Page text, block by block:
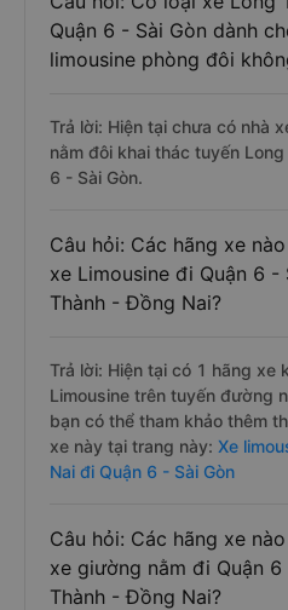
Quận 6 - Sài Gòn dành
limousine phòng đôi
Trả lời: Hiện tại chưa có nhà
nằm đôi khai thác tuyến
6 - Sài Gòn.
Câu hỏi: Các hãng xe
xe Limousine đi Quận 6 -
Thành - Đồng Nai?
Trả lời: Hiện tại có 1 hãng xe
Limousine trên tuyến đường
bạn có thể tham khảo thêm
xe này tại trang này: Xe
Nai đi Quận 6 - Sài Gòn
Câu hỏi: Các hãng xe
xe giường nằm đi Quận
Thành - Đồng Nai?